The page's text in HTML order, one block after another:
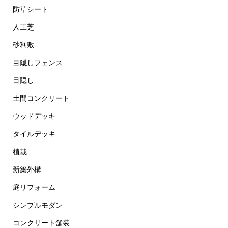
防草シート
人工芝
砂利敷
目隠しフェンス
目隠し
土間コンクリート
ウッドデッキ
タイルデッキ
植栽
新築外構
庭リフォーム
シンプルモダン
コンクリート舗装